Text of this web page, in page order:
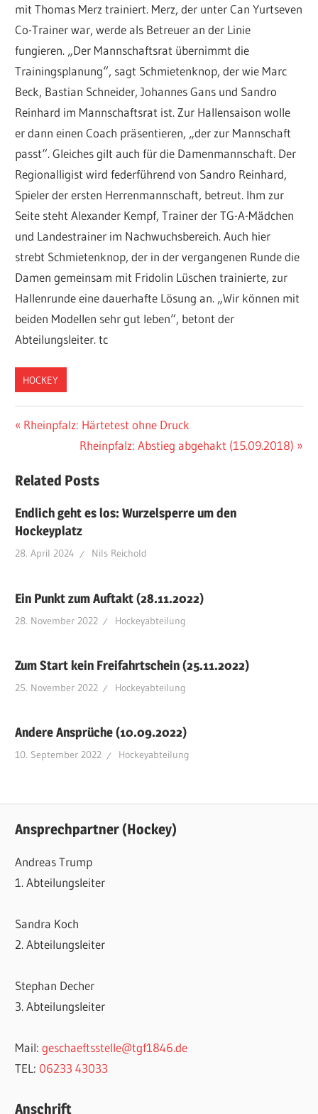
mit Thomas Merz trainiert. Merz, der unter Can Yurtseven
Co-Trainer war, werde als Betreuer an der Linie
fungieren. „Der Mannschaftsrat übernimmt die
Trainingsplanung“, sagt Schmietenknop, der wie Marc
Beck, Bastian Schneider, Johannes Gans und Sandro
Reinhard im Mannschaftsrat ist. Zur Hallensaison wolle
er dann einen Coach präsentieren, „der zur Mannschaft
passt“. Gleiches gilt auch für die Damenmannschaft. Der
Regionalligist wird federführend von Sandro Reinhard,
Spieler der ersten Herrenmannschaft, betreut. Ihm zur
Seite steht Alexander Kempf, Trainer der TG-A-Mädchen
und Landestrainer im Nachwuchsbereich. Auch hier
strebt Schmietenknop, der in der vergangenen Runde die
Damen gemeinsam mit Fridolin Lüschen trainierte, zur
Hallenrunde eine dauerhafte Lösung an. „Wir können mit
beiden Modellen sehr gut leben“, betont der
Abteilungsleiter. tc
HOCKEY
Beitragsnavigation
Vorheriger
Rheinpfalz: Härtetest ohne Druck
Nächster
Rheinpfalz: Abstieg abgehakt (15.09.2018)
Related Posts
Endlich geht es los: Wurzelsperre um den
Hockeyplatz
28. April 2024 Nils Reichold
Ein Punkt zum Auftakt (28.11.2022)
28. November 2022 Hockeyabteilung
Zum Start kein Freifahrtschein (25.11.2022)
25. November 2022 Hockeyabteilung
Andere Ansprüche (10.09.2022)
10. September 2022 Hockeyabteilung
Ansprechpartner (Hockey)
Andreas Trump
1. Abteilungsleiter
Sandra Koch
2. Abteilungsleiter
Stephan Decher
3. Abteilungsleiter
Mail:geschaeftsstelle@tgf1846.de
TEL: 06233 43033
Anschrift